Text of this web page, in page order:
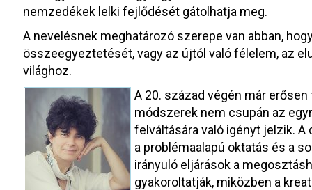
nemzedékek lelki fejlődését gátolhatja meg.
A nevelésnek meghatározó szerepe van abban,
összeegyeztetését, vagy az újtól való félelem, az
világhoz.
A 20. század végén már
módszerek nem csupán az
felváltására való igényt jelzik.
a problémaalapú oktatás és a
irányuló eljárások a
gyakoroltatják, miközben a